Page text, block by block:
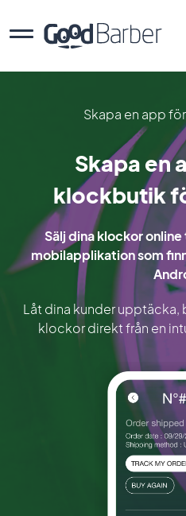
Skapa en app för
Skapa en
klockbutik
Sälj dina klockor
mobilapplikation som
Låt dina kunder upptäcka,
klockor direkt från en